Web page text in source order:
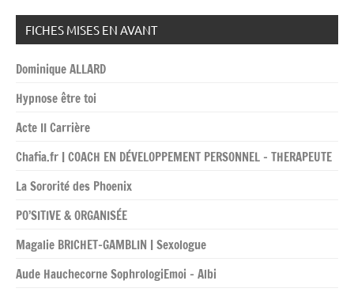
FICHES MISES EN AVANT
Dominique ALLARD
Hypnose être toi
Acte II Carrière
Chafia.fr | COACH EN DÉVELOPPEMENT PERSONNEL – THERAPEUTE
La Sororité des Phoenix
PO’SITIVE & ORGANISÉE
Magalie BRICHET-GAMBLIN | Sexologue
Aude Hauchecorne SophrologiEmoi – Albi